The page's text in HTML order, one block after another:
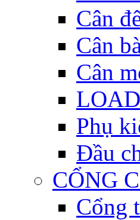
Cân
Cân
Cân
Phụ
Đầu
CỔNG
Cổng